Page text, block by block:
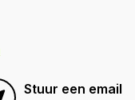
Stuur een email